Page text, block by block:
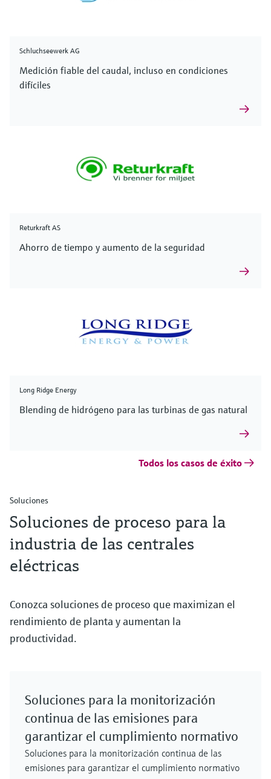
Schluchseewerk AG
Medición fiable del caudal, incluso en condiciones
difíciles
Returkraft AS
Ahorro de tiempo y aumento de la seguridad
Long Ridge Energy
Blending de hidrógeno para las turbinas de gas natural
Todos los casos de éxito
Soluciones
Soluciones de proceso para la
industria de las centrales
eléctricas
Conozca soluciones de proceso que maximizan el
rendimiento de planta y aumentan la
productividad.
Soluciones para la monitorización
continua de las emisiones para
garantizar el cumplimiento normativo
Soluciones para la monitorización continua de las
emisiones para garantizar el cumplimiento normativo